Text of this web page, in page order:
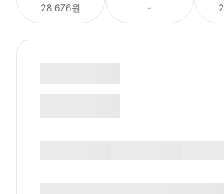
28,676원 -